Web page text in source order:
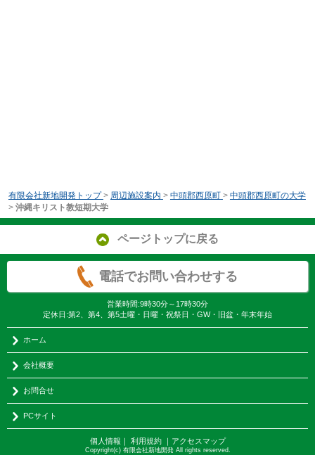
有限会社新地開発トップ > 周辺施設案内 > 中頭郡西原町 > 中頭郡西原町の大学
> 沖縄キリスト教短期大学
ページトップに戻る
電話でお問い合わせする
営業時間:9時30分～17時30分
定休日:第2、第4、第5土曜・日曜・祝祭日・GW・旧盆・年末年始
ホーム
会社概要
お問合せ
PCサイト
個人情報 ｜ 利用規約｜ アクセスマップ
Copyright(c) 有限会社新地開発 All rights reserved.